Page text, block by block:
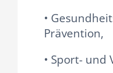
•
Prävention,
• Sport- und